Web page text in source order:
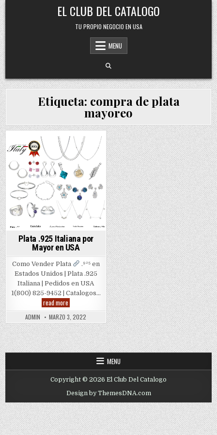
Skip
to
content
EL CLUB DEL CATALOGO
TU PROPIO NEGOCIO EN USA
MENU
Etiqueta: compra de plata
mayoreo
Posted
Plata .925 Italiana por
Mayor en USA
Como Vender Plata
.⁹²⁵ en
Estados Unidos | Plata .925
Italiana | Pedidos en USA
1(800) 825-9452 | Catalogos…
read more
.925
Italiana
por
Mayor
en
USA
ADMIN MARZO 3, 2022
MENU
Copyright © 2026 El Club Del Catalogo
Design by ThemesDNA.com